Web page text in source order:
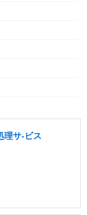
理サ-ビス